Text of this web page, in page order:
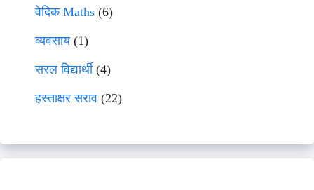
वेदिक Maths (6)
व्यवसाय(1)
सरल विद्यार्थी(4)
हस्ताक्षर सराव (22)